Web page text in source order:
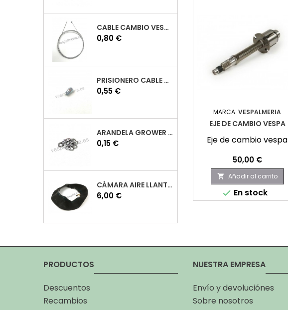
CABLE CAMBIO VESPA
Precio
0,80 €
PRISIONERO CABLE CAMBIO VESPA
Precio
0,55 €
ARANDELA GROWER M7 INOX VESPA
Precio
0,15 €
CÁMARA AIRE LLANTA 10 VESPA
Precio
6,00 €
MARCA: VESPALMERIA
EJE DE CAMBIO VESPA
Eje de cambio vespa
Precio
50,00 €
 Añadir al carrito
 En stock
PRODUCTOS
Descuentos
Recambios
NUESTRA EMPRESA
Envío y devoluciónes
Sobre nosotros